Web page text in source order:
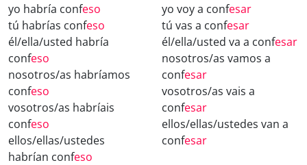
yo habría confeso
tú habrías confeso
él/ella/usted habría
confeso
nosotros/as habríamos
confeso
vosotros/as habríais
confeso
ellos/ellas/ustedes
habrían confeso
yo voy a confesar
tú vas a confesar
él/ella/usted va a confesar
nosotros/as vamos a
confesar
vosotros/as vais a
confesar
ellos/ellas/ustedes van a
confesar